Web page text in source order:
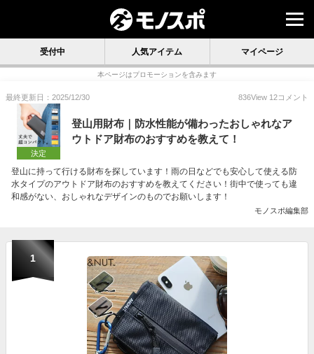
受付中 人気アイテム マイページ
本ページはプロモーションを含みます
最終更新日：2025/12/30 836View 12コメント
決定
登山用財布｜防水性能が備わったおしゃれなア
ウトドア財布のおすすめを教えて！
登山に持って行ける財布を探しています！雨の日などでも安心して使える防
水タイプのアウトドア財布のおすすめを教えてください！街中で使っても違
和感がない、おしゃれなデザインのものでお願いします！
モノスポ編集部
1